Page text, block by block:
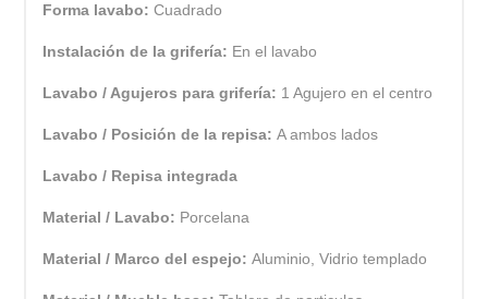
Forma lavabo:Cuadrado
Instalación de la grifería: En el lavabo
Lavabo / Agujeros para grifería: 1 Agujero en el centro
Lavabo / Posición de la repisa:A ambos lados
Lavabo / Repisa integrada
Material / Lavabo: Porcelana
Material / Marco del espejo:Aluminio, Vidrio templado